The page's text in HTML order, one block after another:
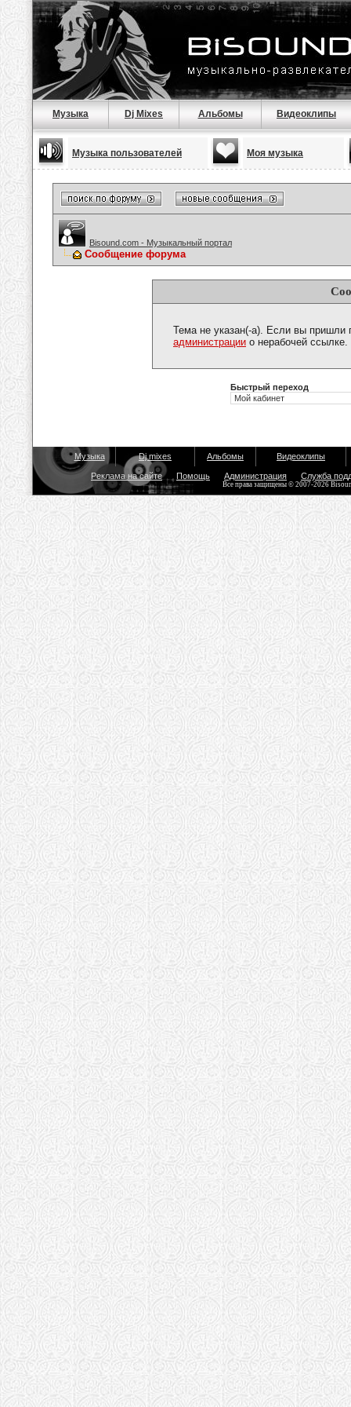
Музыка Dj Mixes Альбомы Видеоклипы
Музыка пользователей Моя музыка
Bisound.com - Музыкальный портал
Сообщение форума
Тема не указан(-а). Если вы пришли
администрации о нерабочей ссылке.
Быстрый переход
Музыка Dj mixes Альбомы Видеоклипы
Реклама на сайте Помощь Администрация Служба
Все права защищены © 2007-2026